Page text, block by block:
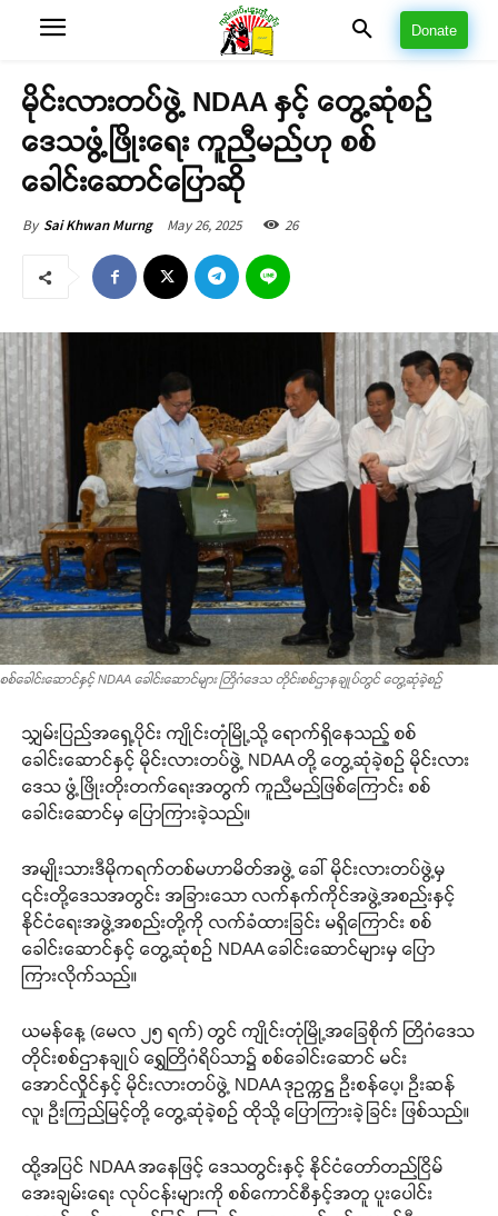
Donate
မိုင်းလားတပ်ဖွဲ့ NDAA နှင့် တွေ့ဆုံစဉ်
ဒေသဖွံ့ဖြိုးရေး ကူညီမည်ဟု စစ်
ခေါင်းဆောင်ပြောဆို
By Sai Khwan Murng May 26, 2025 26
စစ်ခေါင်းဆောင်နှင့် NDAA ခေါင်းဆောင်များ တြိဂံဒေသ တိုင်းစစ်ဌာနချုပ်တွင် တွေ့ဆုံခဲ့စဉ်
သျှမ်းပြည်အရှေ့ပိုင်း ကျိုင်းတုံမြို့သို့ ရောက်ရှိနေသည့် စစ်
ခေါင်းဆောင်နှင့် မိုင်းလားတပ်ဖွဲ့ NDAA တို့ တွေ့ဆုံခဲ့စဉ် မိုင်းလား
ဒေသ ဖွံ့ဖြိုးတိုးတက်ရေးအတွက် ကူညီမည်ဖြစ်ကြောင်း စစ်
ခေါင်းဆောင်မှ ပြောကြားခဲ့သည်။
အမျိုးသားဒီမိုကရက်တစ်မဟာမိတ်အဖွဲ့ ခေါ် မိုင်းလားတပ်ဖွဲ့မှ
၎င်းတို့ဒေသအတွင်း အခြားသော လက်နက်ကိုင်အဖွဲ့အစည်းနှင့်
နိုင်ငံရေးအဖွဲ့အစည်းတို့ကို လက်ခံထားခြင်း မရှိကြောင်း စစ်
ခေါင်းဆောင်နှင့် တွေ့ဆုံစဉ် NDAA ခေါင်းဆောင်များမှ ပြော
ကြားလိုက်သည်။
ယမန်နေ့ (မေလ ၂၅ ရက်) တွင် ကျိုင်းတုံမြို့အခြေစိုက် တြိဂံဒေသ
တိုင်းစစ်ဌာနချုပ် ရွှေတြိဂံရိပ်သာ၌ စစ်ခေါင်းဆောင် မင်း
အောင်လှိုင်နှင့် မိုင်းလားတပ်ဖွဲ့ NDAA ဒုဥက္ကဋ္ဌ ဦးစန်ပေ့၊ ဦးဆန်
လူ၊ ဦးကြည်မြင့်တို့ တွေ့ဆုံခဲ့စဉ် ထိုသို့ ပြောကြားခဲ့ခြင်း ဖြစ်သည်။
ထို့အပြင် NDAA အနေဖြင့် ဒေသတွင်းနှင့် နိုင်ငံတော်တည်ငြိမ်
အေးချမ်းရေး လုပ်ငန်းများကို စစ်ကောင်စီနှင့်အတူ ပူးပေါင်း